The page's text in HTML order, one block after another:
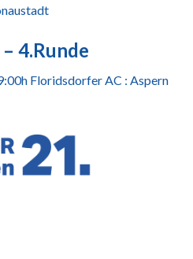
tadt
4.Runde
Floridsdorfer AC : Aspern